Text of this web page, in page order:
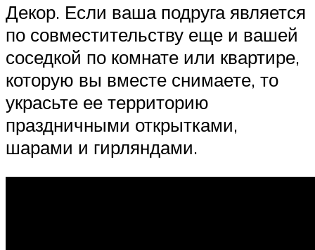
Декор. Если ваша подруга является
по совместительству еще и вашей
соседкой по комнате или квартире,
которую вы вместе снимаете, то
украсьте ее территорию
праздничными открытками,
шарами и гирляндами.